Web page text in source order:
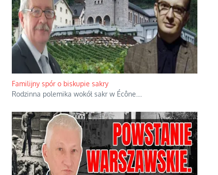
Familijny spór o biskupie sakry
Rodzinna polemika wokół sakr w Écône.